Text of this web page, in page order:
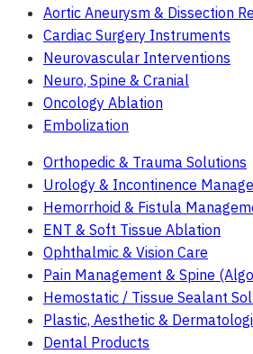
Aortic Aneurysm & Dissection
Cardiac Surgery Instruments
Neurovascular Interventions
Neuro, Spine & Cranial
Oncology Ablation
Embolization
Orthopedic & Trauma Solutions
Urology & Incontinence
Hemorrhoid & Fistula
ENT & Soft Tissue Ablation
Ophthalmic & Vision Care
Pain Management & Spine
Hemostatic / Tissue Sealant
Plastic, Aesthetic &
Dental Products